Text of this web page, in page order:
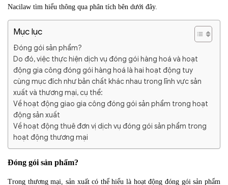
Nacilaw tìm hiểu thông qua phân tích bên dưới đây.
Mục lục
Đóng gói sản phẩm?
Do đó, việc thực hiện dịch vụ đóng gói hàng hoá và hoạt
động gia công đóng gói hàng hoá là hai hoạt động tuy
cùng mục đích như bản chất khác nhau trong lĩnh vực sản
xuất và thương mại, cụ thể:
Về hoạt động giao gia công đóng gói sản phẩm trong hoạt
động sản xuất
Về hoạt động thuê đơn vị dịch vụ đóng gói sản phẩm trong
hoạt động thương mại
Đóng gói sản phẩm?
Trong thương mại, sản xuất có thể hiểu là hoạt động đóng gói sản phẩm